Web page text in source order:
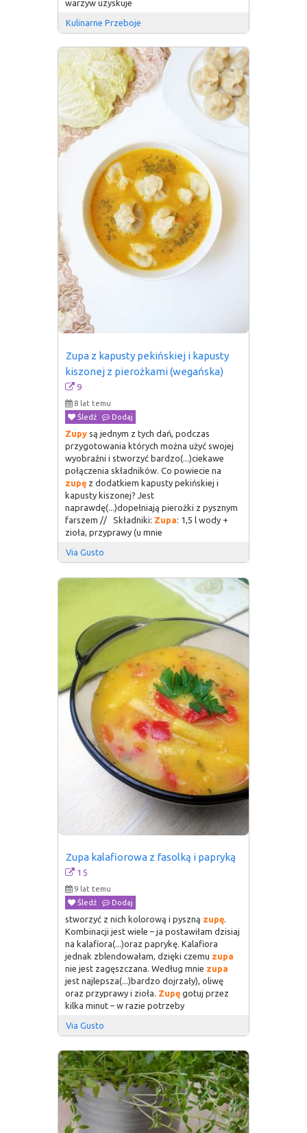
warzyw uzyskuje
Kulinarne Przeboje
Zupa z kapusty pekińskiej i kapusty
kiszonej z pierożkami (wegańska)
9
8 lat temu
Śledź
Dodaj
Zupy są jednym z tych dań, podczas
przygotowania których można użyć swojej
wyobraźni i stworzyć bardzo(...)ciekawe
połączenia składników. Co powiecie na
zupę z dodatkiem kapusty pekińskiej i
kapusty kiszonej? Jest
naprawdę(...)dopełniają pierożki z pysznym
farszem // Składniki: Zupa: 1,5 l wody +
zioła, przyprawy (u mnie
Via Gusto
Zupa kalafiorowa z fasolką i papryką
15
9 lat temu
Śledź
Dodaj
stworzyć z nich kolorową i pyszną zupę.
Kombinacji jest wiele – ja postawiłam dzisiaj
na kalafiora(...)oraz paprykę. Kalafiora
jednak zblendowałam, dzięki czemu zupa
nie jest zagęszczana. Według mnie zupa
jest najlepsza(...)bardzo dojrzały), oliwę
oraz przyprawy i zioła. Zupę gotuj przez
kilka minut – w razie potrzeby
Via Gusto